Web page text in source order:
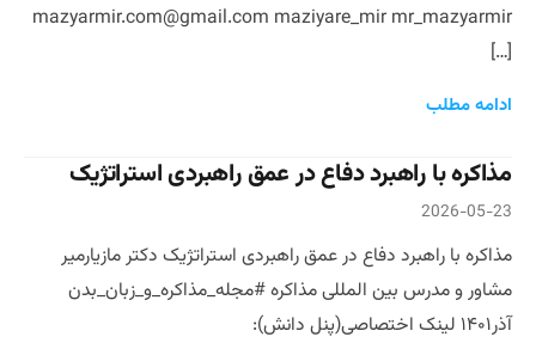
mazyarmir.com@gmail.com maziyare_mir mr_mazyarmir
[…]
ادامه مطلب
مذاکره با راهبرد دفاع در عمق راهبردی استراتژیک
2026-05-23
مذاکره با راهبرد دفاع در عمق راهبردی استراتژیک دکتر مازیارمیر
مشاور و مدرس بین المللی مذاکره #مجله_مذاکره_و_زبان_بدن
آذر۱۴۰۱ لینک اختصاصی(پنل دانش):